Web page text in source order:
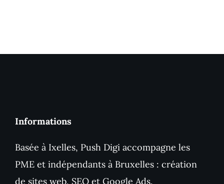
Informations
Basée à Ixelles, Push Digi accompagne les
PME et indépendants à Bruxelles : création
de sites web, SEO et Google Ads.